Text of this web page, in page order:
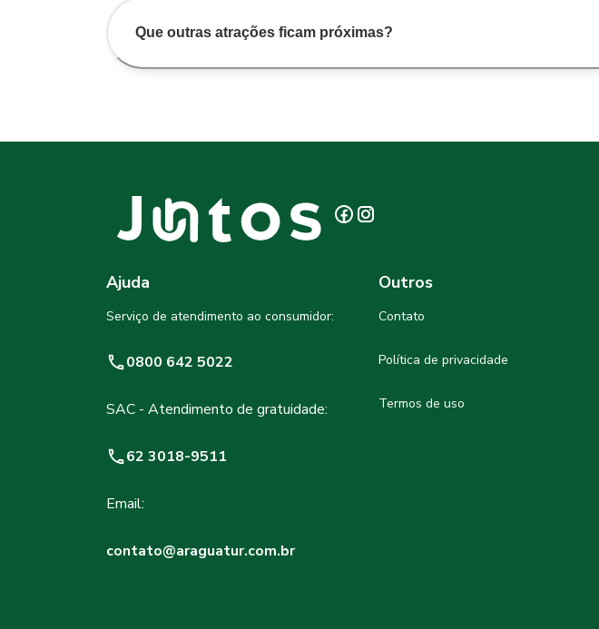
Que outras atrações ficam próximas?
Ajuda
Serviço de atendimento ao consumidor:
0800 642 5022
SAC - Atendimento de gratuidade:
62 3018-9511
Email:
contato@araguatur.com.br
Outros
Contato
Política de privacidade
Termos de uso